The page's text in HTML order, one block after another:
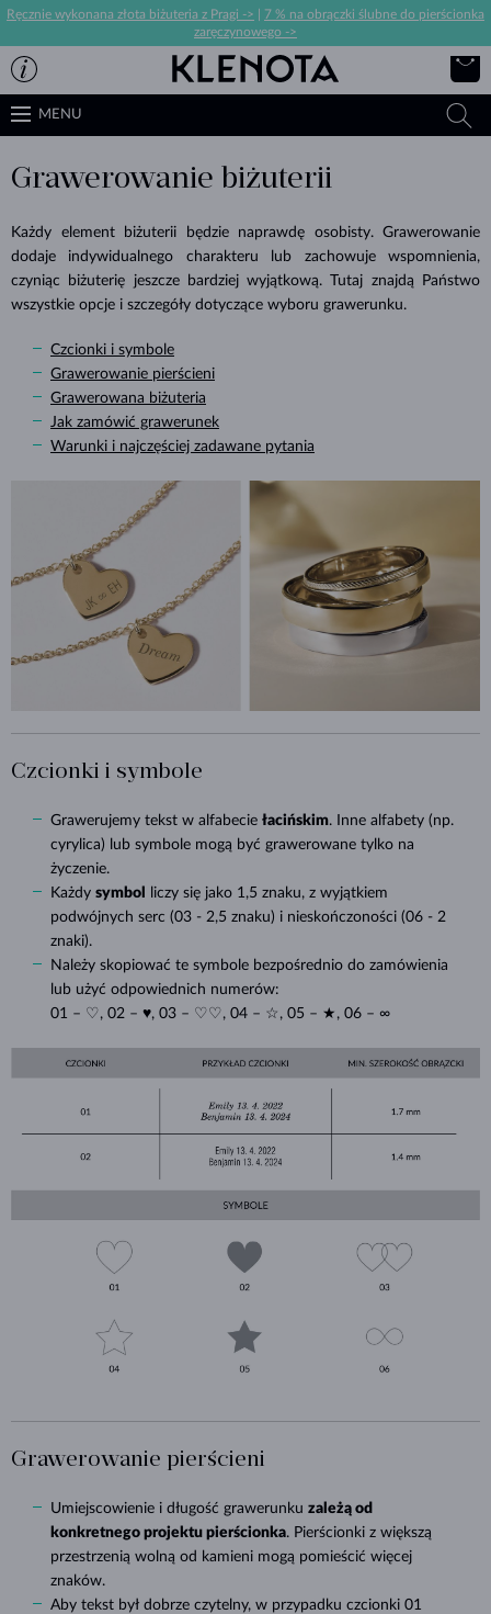
Ręcznie wykonana złota biżuteria z Pragi ->
7 % na obrączki ślubne do pierścionka
zaręczynowego ->
MENU
Grawerowanie biżuterii
Każdy element biżuterii będzie naprawdę osobisty. Grawerowanie
dodaje indywidualnego charakteru lub zachowuje wspomnienia,
czyniąc biżuterię jeszcze bardziej wyjątkową. Tutaj znajdą Państwo
wszystkie opcje i szczegóły dotyczące wyboru grawerunku.
Czcionki i symbole
Grawerowanie pierścieni
Grawerowana biżuteria
Jak zamówić grawerunek
Warunki i najczęściej zadawane pytania
Czcionki i symbole
Grawerujemy tekst w alfabecie łacińskim. Inne alfabety (np.
cyrylica) lub symbole mogą być grawerowane tylko na
życzenie.
Każdy symbol
liczy się jako 1,5 znaku, z wyjątkiem
podwójnych serc (03 - 2,5 znaku) i nieskończoności (06 - 2
znaki).
Należy skopiować te symbole bezpośrednio do zamówienia
lub użyć odpowiednich numerów:
01 – ♡, 02 – ♥, 03 – ♡♡, 04 – ☆, 05 – ★, 06 – ∞
Grawerowanie pierścieni
Umiejscowienie i długość grawerunku zależą od
konkretnego projektu pierścionka. Pierścionki z większą
przestrzenią wolną od kamieni mogą pomieścić więcej
znaków.
Aby tekst był dobrze czytelny, w przypadku czcionki 01